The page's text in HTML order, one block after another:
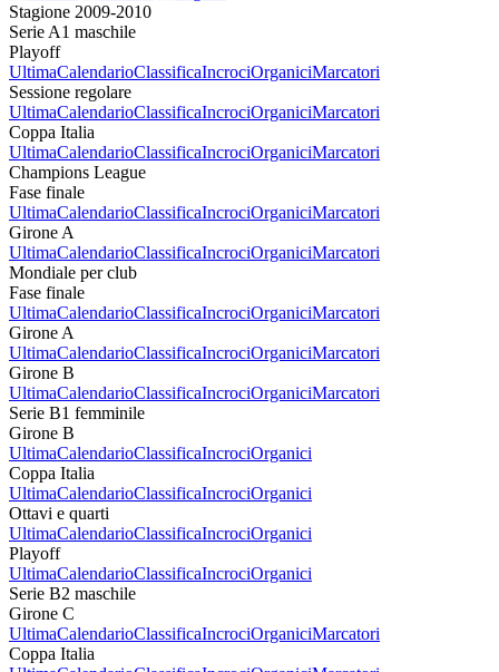
Stagione 2009-2010
Serie A1 maschile
Playoff
UltimaCalendarioClassificaIncrociOrganiciMarcatori
Sessione regolare
UltimaCalendarioClassificaIncrociOrganiciMarcatori
Coppa Italia
UltimaCalendarioClassificaIncrociOrganiciMarcatori
Champions League
Fase finale
UltimaCalendarioClassificaIncrociOrganiciMarcatori
Girone A
UltimaCalendarioClassificaIncrociOrganiciMarcatori
Mondiale per club
Fase finale
UltimaCalendarioClassificaIncrociOrganiciMarcatori
Girone A
UltimaCalendarioClassificaIncrociOrganiciMarcatori
Girone B
UltimaCalendarioClassificaIncrociOrganiciMarcatori
Serie B1 femminile
Girone B
UltimaCalendarioClassificaIncrociOrganici
Coppa Italia
UltimaCalendarioClassificaIncrociOrganici
Ottavi e quarti
UltimaCalendarioClassificaIncrociOrganici
Playoff
UltimaCalendarioClassificaIncrociOrganici
Serie B2 maschile
Girone C
UltimaCalendarioClassificaIncrociOrganiciMarcatori
Coppa Italia